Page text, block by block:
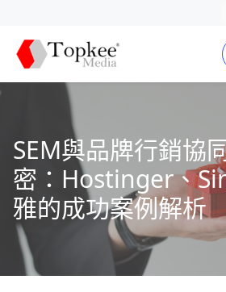
SEM與品牌行銷協
密：Hostinger、
雅的成功案例解析